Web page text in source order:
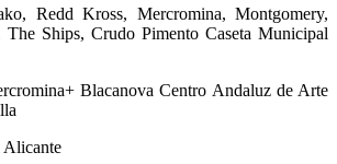
Redd Kross, Mercromina, Montgomery,
The Ships, Crudo Pimento Caseta Municipal
Blacanova Centro Andaluz de Arte
Alicante